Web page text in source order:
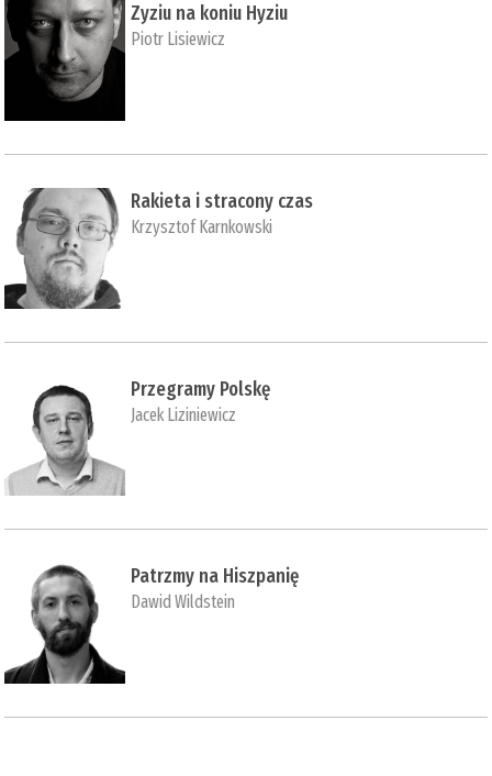
Zyziu na koniu Hyziu
Piotr Lisiewicz
Rakieta i stracony czas
Krzysztof Karnkowski
Przegramy Polskę
Jacek Liziniewicz
Patrzmy na Hiszpanię
Dawid Wildstein